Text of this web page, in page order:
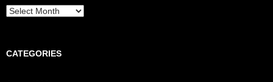
Archives
CATEGORIES